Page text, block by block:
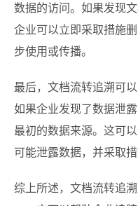
数据的访问。如果发现
企业可以立即采取措施
步使用或传播。
最后，文档流转追溯可
如果企业发现了数据泄
最初的数据来源。这可
可能泄露数据，并采取
综上所述，文档流转追